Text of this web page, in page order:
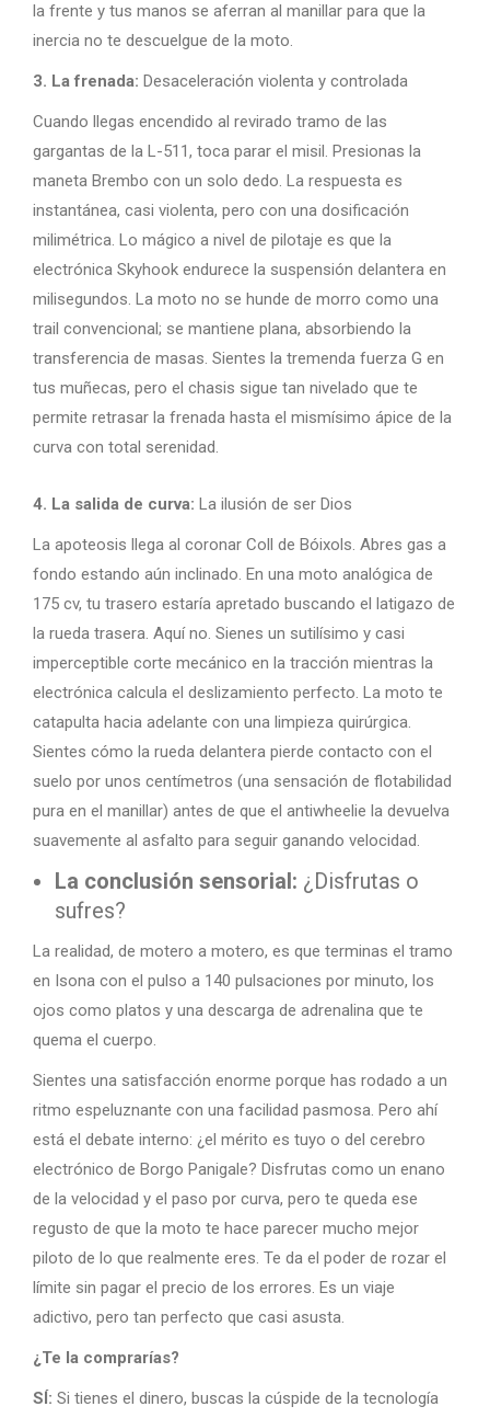
la frente y tus manos se aferran al manillar para que la
inercia no te descuelgue de la moto.
3. La frenada: Desaceleración violenta y controlada
Cuando llegas encendido al revirado tramo de las
gargantas de la L-511, toca parar el misil. Presionas la
maneta Brembo con un solo dedo. La respuesta es
instantánea, casi violenta, pero con una dosificación
milimétrica. Lo mágico a nivel de pilotaje es que la
electrónica Skyhook endurece la suspensión delantera en
milisegundos. La moto no se hunde de morro como una
trail convencional; se mantiene plana, absorbiendo la
transferencia de masas. Sientes la tremenda fuerza G en
tus muñecas, pero el chasis sigue tan nivelado que te
permite retrasar la frenada hasta el mismísimo ápice de la
curva con total serenidad.
4. La salida de curva: La ilusión de ser Dios
La apoteosis llega al coronar Coll de Bóixols. Abres gas a
fondo estando aún inclinado. En una moto analógica de
175 cv, tu trasero estaría apretado buscando el latigazo de
la rueda trasera. Aquí no. Sienes un sutilísimo y casi
imperceptible corte mecánico en la tracción mientras la
electrónica calcula el deslizamiento perfecto. La moto te
catapulta hacia adelante con una limpieza quirúrgica.
Sientes cómo la rueda delantera pierde contacto con el
suelo por unos centímetros (una sensación de flotabilidad
pura en el manillar) antes de que el antiwheelie la devuelva
suavemente al asfalto para seguir ganando velocidad.
La conclusión sensorial: ¿Disfrutas o
sufres?
La realidad, de motero a motero, es que terminas el tramo
en Isona con el pulso a 140 pulsaciones por minuto, los
ojos como platos y una descarga de adrenalina que te
quema el cuerpo.
Sientes una satisfacción enorme porque has rodado a un
ritmo espeluznante con una facilidad pasmosa. Pero ahí
está el debate interno: ¿el mérito es tuyo o del cerebro
electrónico de Borgo Panigale? Disfrutas como un enano
de la velocidad y el paso por curva, pero te queda ese
regusto de que la moto te hace parecer mucho mejor
piloto de lo que realmente eres. Te da el poder de rozar el
límite sin pagar el precio de los errores. Es un viaje
adictivo, pero tan perfecto que casi asusta.
¿Te la comprarías?
SÍ: Si tienes el dinero, buscas la cúspide de la tecnología